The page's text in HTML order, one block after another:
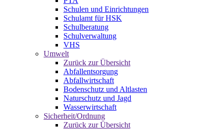
Schulen und Einrichtungen
Schulamt für HSK
Schulberatung
Schulverwaltung
VHS
Umwelt
Zurück zur Übersicht
Abfallentsorgung
Abfallwirtschaft
Bodenschutz und Altlasten
Naturschutz und Jagd
Wasserwirtschaft
Sicherheit/Ordnung
Zurück zur Übersicht